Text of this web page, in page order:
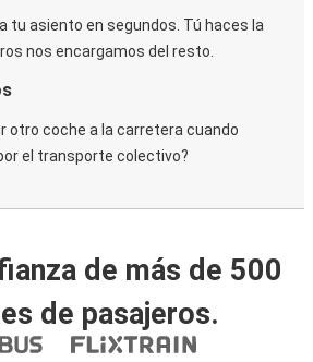
tu asiento en segundos. Tú haces la
nos encargamos del resto.
otro coche a la carretera cuando
el transporte colectivo?
de más de 500
de pasajeros.